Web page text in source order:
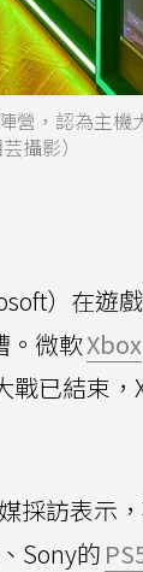
營，認為主
攝影）
）在遊
。微軟Xbox
戰已結束
採訪表示
Sony的